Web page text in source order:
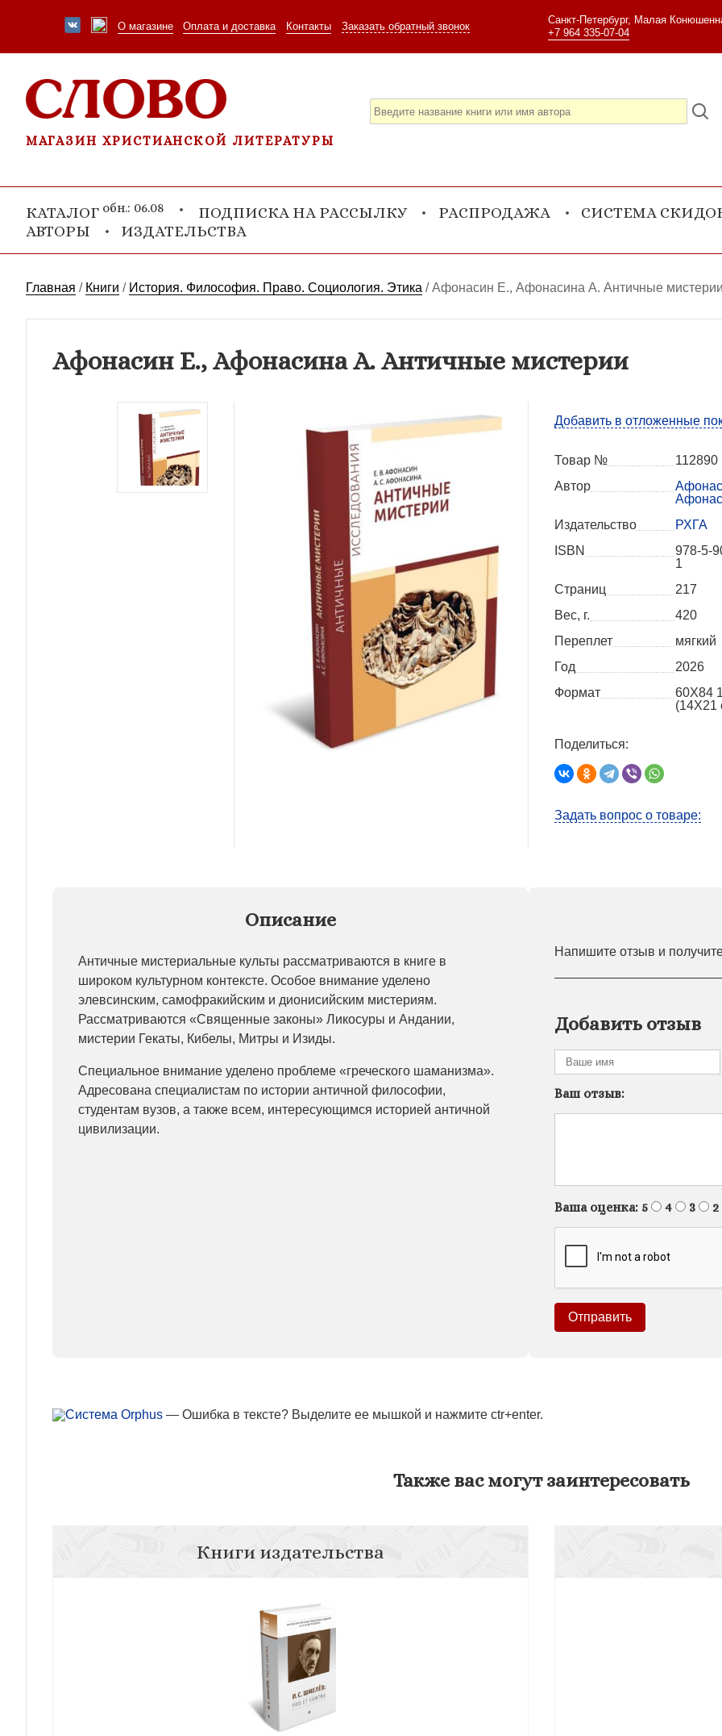
О магазине Оплата и доставка Контакты Заказать обратный звонок
Санкт-Петербург, Малая
+7 964 335-07-04
МАГАЗИН ХРИСТИАНСКОЙ ЛИТЕРАТУРЫ
КАТАЛОГ обн.: 06.08 ПОДПИСКА НА РАССЫЛКУ РАСПРОДАЖА
СИСТЕМА
АВТОРЫ
ИЗДАТЕЛЬСТВА
Главная / Книги / История. Философия. Право. Социология. Этика /Афонасин Е., Афонасина А. Античные
Афонасин Е., Афонасина А. Античные мистерии
Добавить в отложенные
Товар №
112890
Автор
Издательство
РХГА
ISBN
978-5-
1
Страниц
217
Вес, г.
420
Переплет
мягкий
Год
2026
Формат
60X84
(14Х21
Поделиться:
Задать вопрос о товаре:
Описание
Античные мистериальные культы рассматриваются в книге в
широком культурном контексте. Особое внимание уделено
элевсинским, самофракийским и дионисийским мистериям.
Рассматриваются «Священные законы» Ликосуры и Андании,
мистерии Гекаты, Кибелы, Митры и Изиды.
Специальное внимание уделено проблеме «греческого шаманизма».
Адресована специалистам по истории античной философии,
студентам вузов, а также всем, интересующимся историей античной
цивилизации.
Напишите отзыв и
Добавить отзыв
Ваш отзыв:
Ваша оценка: 5 4 3 2
— Ошибка в тексте? Выделите ее мышкой и нажмите ctr+enter.
Также вас могут заинтересовать
Книги издательства